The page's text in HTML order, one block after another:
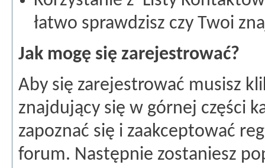
łatwo sprawdzisz czy Twoi
Jak mogę się zarejestrować?
Aby się zarejestrować musisz
znajdujący się w górnej części
zapoznać się i zaakceptować
forum. Następnie zostaniesz